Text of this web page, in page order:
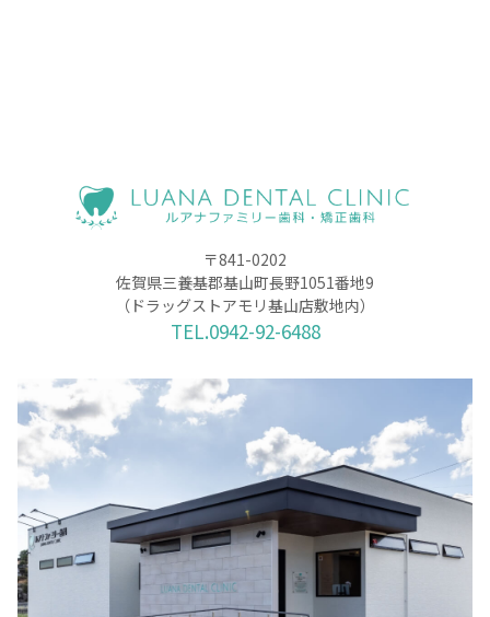
〒841-0202
佐賀県三養基郡基山町長野1051番地9
（ドラッグストアモリ基山店敷地内）
TEL.0942-92-6488